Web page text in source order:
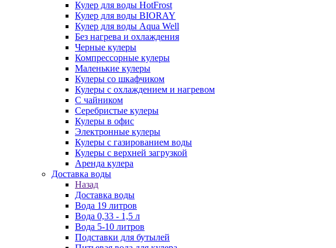
Кулер для воды HotFrost
Кулер для воды BIORAY
Кулер для воды Aqua Well
Без нагрева и охлаждения
Черные кулеры
Компрессорные кулеры
Маленькие кулеры
Кулеры со шкафчиком
Кулеры с охлаждением и нагревом
С чайником
Серебристые кулеры
Кулеры в офис
Электронные кулеры
Кулеры с газированием воды
Кулеры с верхней загрузкой
Аренда кулера
Доставка воды
Назад
Доставка воды
Вода 19 литров
Вода 0,33 - 1,5 л
Вода 5-10 литров
Подставки для бутылей